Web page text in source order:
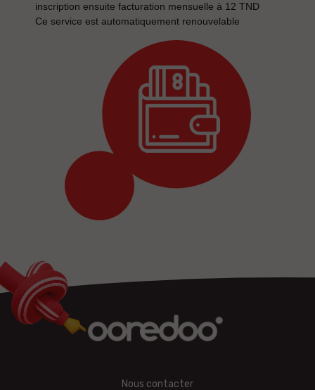
inscription ensuite facturation mensuelle à 12 TND
Ce service est automatiquement renouvelable
Nous contacter